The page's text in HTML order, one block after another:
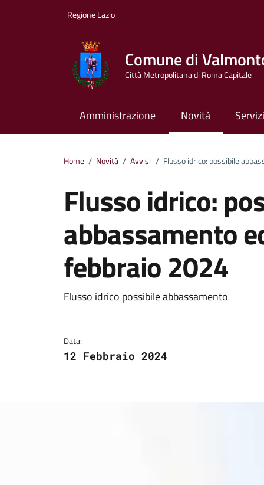
Regione Lazio
Comune di
Città Metropolitana di Roma Capitale
Amministrazione Novità
Home / Novità / Avvisi / Flusso idrico: possibile
Flusso idrico:
abbassamento
febbraio 2024
Dettagli della
Flusso idrico possibile abbassamento
Data:
12 Febbraio 2024